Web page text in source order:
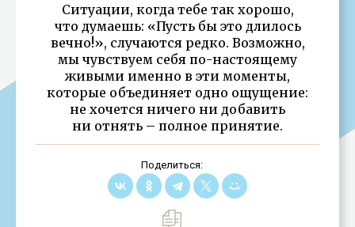
Ситуации, когда тебе так хорошо,
что думаешь: «Пусть бы это длилось
вечно!», случаются редко. Возможно,
мы чувствуем себя по-настоящему
живыми именно в эти моменты,
которые объединяет одно ощущение:
не хочется ничего ни добавить
ни отнять – полное принятие.
Поделиться: